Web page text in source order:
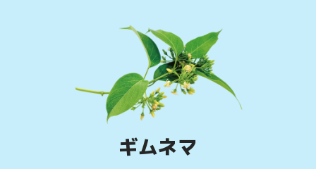
ギムネマ